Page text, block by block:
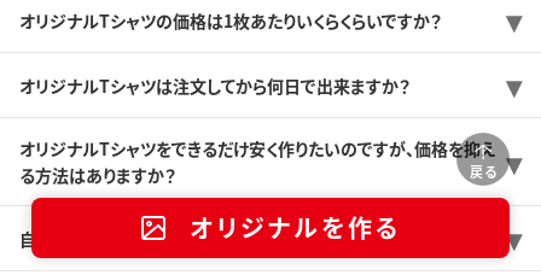
戻る
オリジナルを作る
オリジナルTシャツの価格は1枚あたりいくらくらいですか？
オリジナルTシャツは注文してから何日で出来ますか？
オリジナルTシャツをできるだけ安く作りたいのですが、価格を抑え
る方法はありますか？
自分でデザインできないので、おまかせできますか？